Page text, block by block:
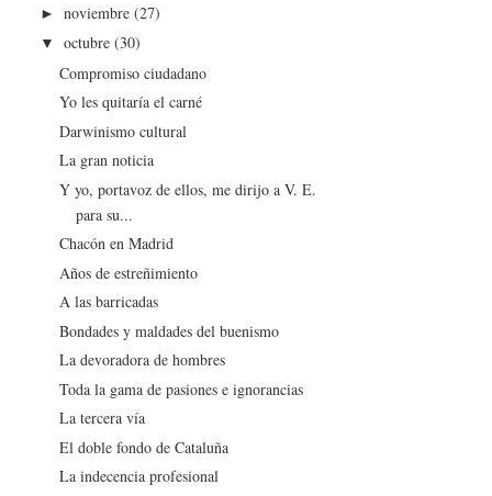
►noviembre(27)
▼octubre(30)
Compromiso ciudadano
Yo les quitaría el carné
Darwinismo cultural
La gran noticia
Y yo, portavoz de ellos, me dirijo a V. E.
para su...
Chacón en Madrid
Años de estreñimiento
A las barricadas
Bondades y maldades del buenismo
La devoradora de hombres
Toda la gama de pasiones e ignorancias
La tercera vía
El doble fondo de Cataluña
La indecencia profesional